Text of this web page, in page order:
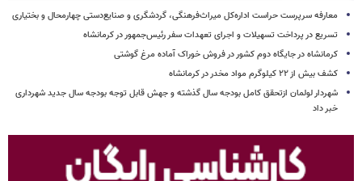
معارفه سرپرست حراست اداره‌کل میراث‌فرهنگی، گردشگری و صنایع‌دستی چهارمحال و بختیاری
تسریع در پرداخت تسهیلات و اجرای تعهدات سفر رئیس‌جمهور در کرمانشاه
کرمانشاه در جایگاه دوم کشور در فروش خوراک آماده مرغ گوشتی
کشف بیش از ۲۲ کیلوگرم مواد مخدر در کرمانشاه
شهردار لولمان ازتحقق کامل بودجه سال گذشته و جهش قابل توجه بودجه سال جدید شهرداری
خبر داد